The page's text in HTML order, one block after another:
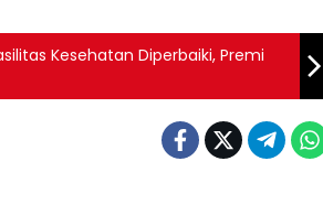
Kesehatan Diperbaiki, Premi